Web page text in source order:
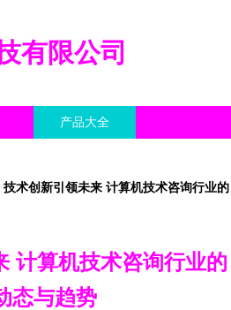
有限公司
产品大全
技术创新引领未来 计算机技术咨询行业的
计算机技术咨询行业的
态与趋势